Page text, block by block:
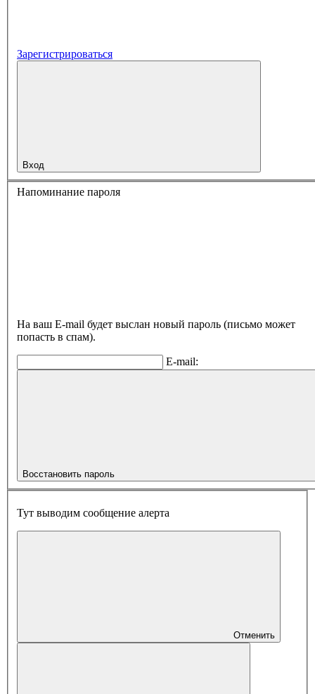
Зарегистрироваться
Вход
Напоминание пароля
На ваш E-mail будет выслан новый пароль (письмо может
попасть в спам).
E-mail:
Восстановить пароль
Тут выводим сообщение алерта
Отменить